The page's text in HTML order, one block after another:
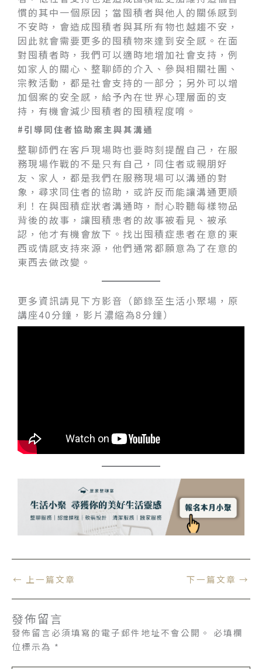
慣的其中一個原因；當囤積者與他人的關係感到
不安時，會造成囤積者與其所有物也越趨不安，
因此就會需要更多的囤積物來達到安全感。在面
對囤積者時，我們可以適時地增加社會支持，例
如家人的關心、整聊師的介入、參與相關社團、
宗教活動，都是社會支持的一部分；另外可以增
加個案的安全感，給予內在世界心理層面的支
持，有機會減少囤積者的囤積程度唷。
#引導同住者協助案主與其溝通
整聊師們在客戶現場時也要時刻提醒自己，在服
務現場作戰的不是只有自己，同住者或親朋好
友、家人，都是我們在服務現場可以溝通的對
象，尋求同住者的協助，或許反而能讓溝通更順
利！在與囤積症狀者溝通時，耐心聆聽每樣物品
背後的故事，讓囤積患者的故事被看見、被承
認，他才有機會放下。找出囤積症患者在意的東
西或情感支持來源，他們通常都願意為了在意的
東西去做改變。
更多資訊請見下方影音（節錄至生活小聚場，原
講座40分鐘，影片濃縮為8分鐘）
← 上一篇文章 下一篇文章 →
發佈留言
發佈留言必須填寫的電子郵件地址不會公開。
必填欄
位標示為 *